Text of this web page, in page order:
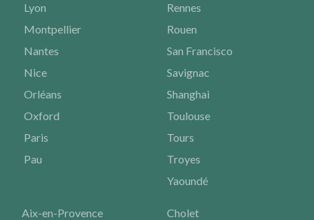
Lyon
Montpellier
Nantes
Nice
Orléans
Oxford
Paris
Pau
Rennes
Rouen
San Francisco
Savignac
Shanghai
Toulouse
Tours
Troyes
Yaoundé
Aix-en-Provence
Cholet